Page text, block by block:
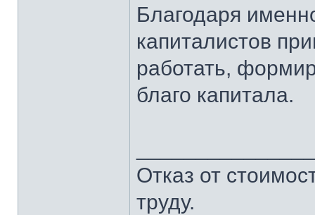
Благодаря
капиталистов
работать,
благо капитала.
Отказ от
труду.